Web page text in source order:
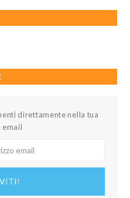
direttamente nella tua
email